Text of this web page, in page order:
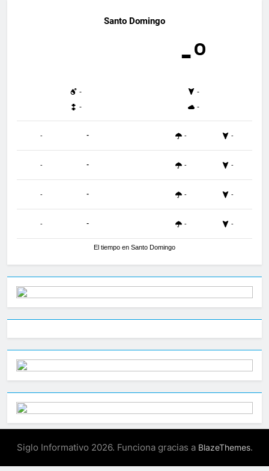
Santo Domingo
-º
-
-
-
-
- - - -
- - - -
- - - -
- - - -
El tiempo en Santo Domingo
Siglo Informativo 2026. Funciona gracias a BlazeThemes.